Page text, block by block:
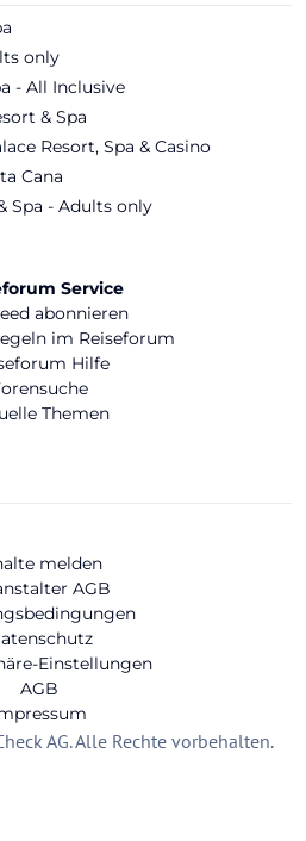
only
- All Inclusive
& Spa
Resort, Spa & Casino
Cana
Spa - Adults only
Service
abonnieren
im Reiseforum
Hilfe
Themen
melden
AGB
Einstellungen
AGB
AG. Alle Rechte vorbehalten.